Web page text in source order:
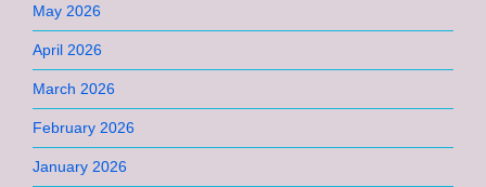
May 2026
April 2026
March 2026
February 2026
January 2026